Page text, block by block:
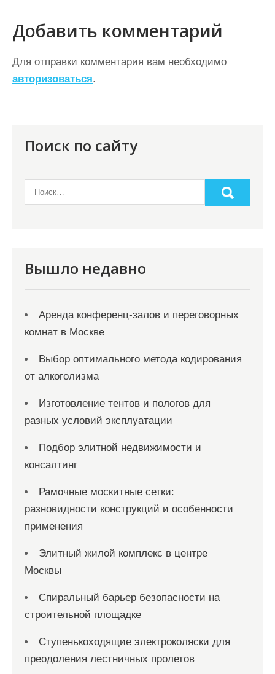
г
а
ц
и
м
Добавить комментарий
Для отправки комментария вам необходимо
авторизоваться.
Поиск по сайту
Вышло недавно
Аренда конференц-залов и переговорных
комнат в Москве
Выбор оптимального метода кодирования
от алкоголизма
Изготовление тентов и пологов для
разных условий эксплуатации
Подбор элитной недвижимости и
консалтинг
Рамочные москитные сетки:
разновидности конструкций и особенности
применения
Элитный жилой комплекс в центре
Москвы
Спиральный барьер безопасности на
строительной площадке
Ступенькоходящие электроколяски для
преодоления лестничных пролетов